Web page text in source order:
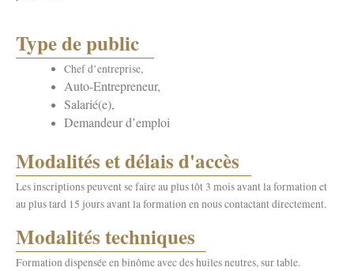
Type de public
Chef d’entreprise,
Auto-Entrepreneur,
Salarié(e),
Demandeur d’emploi
Modalités et délais d'accès
Les inscriptions peuvent se faire au plus tôt 3 mois avant la formation et
au plus tard 15 jours avant la formation en nous contactant directement.
Modalités techniques
Formation dispensée en binôme avec des huiles neutres, sur table.